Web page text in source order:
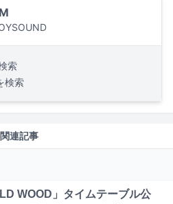
索
検索
関連記事
WOOD」タイムテーブル公